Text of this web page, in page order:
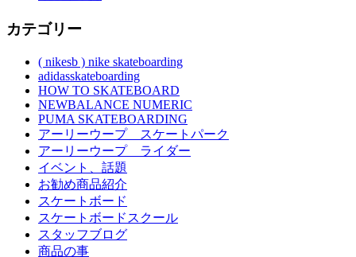
カテゴリー
( nikesb ) nike skateboarding
adidasskateboarding
HOW TO SKATEBOARD
NEWBALANCE NUMERIC
PUMA SKATEBOARDING
アーリーウープ スケートパーク
アーリーウープ ライダー
イベント、話題
お勧め商品紹介
スケートボード
スケートボードスクール
スタッフブログ
商品の事